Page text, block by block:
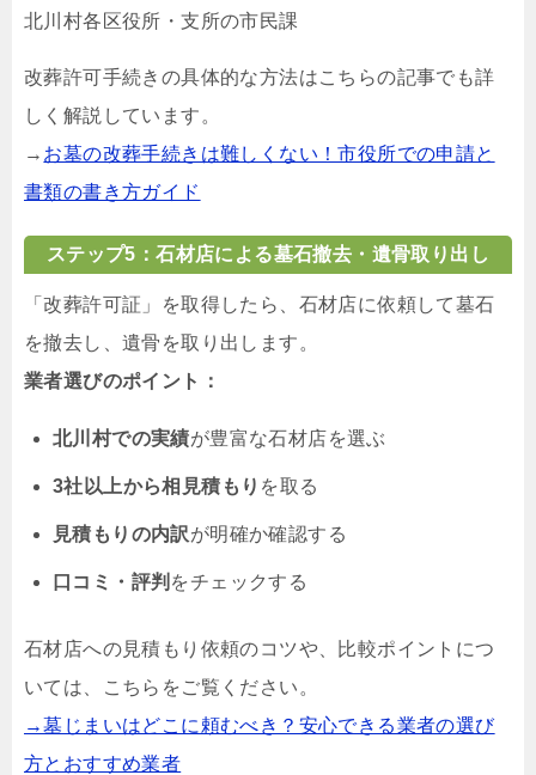
北川村各区役所・支所の市民課
改葬許可手続きの具体的な方法はこちらの記事でも詳
しく解説しています。
→ お墓の改葬手続きは難しくない！市役所での申請と
書類の書き方ガイド
ステップ5：石材店による墓石撤去・遺骨取り出し
「改葬許可証」を取得したら、石材店に依頼して墓石
を撤去し、遺骨を取り出します。
業者選びのポイント：
北川村での実績が豊富な石材店を選ぶ
3社以上から相見積もり を取る
見積もりの内訳が明確か確認する
口コミ・評判 をチェックする
石材店への見積もり依頼のコツや、比較ポイントにつ
いては、こちらをご覧ください。
→墓じまいはどこに頼むべき？安心できる業者の選び
方とおすすめ業者